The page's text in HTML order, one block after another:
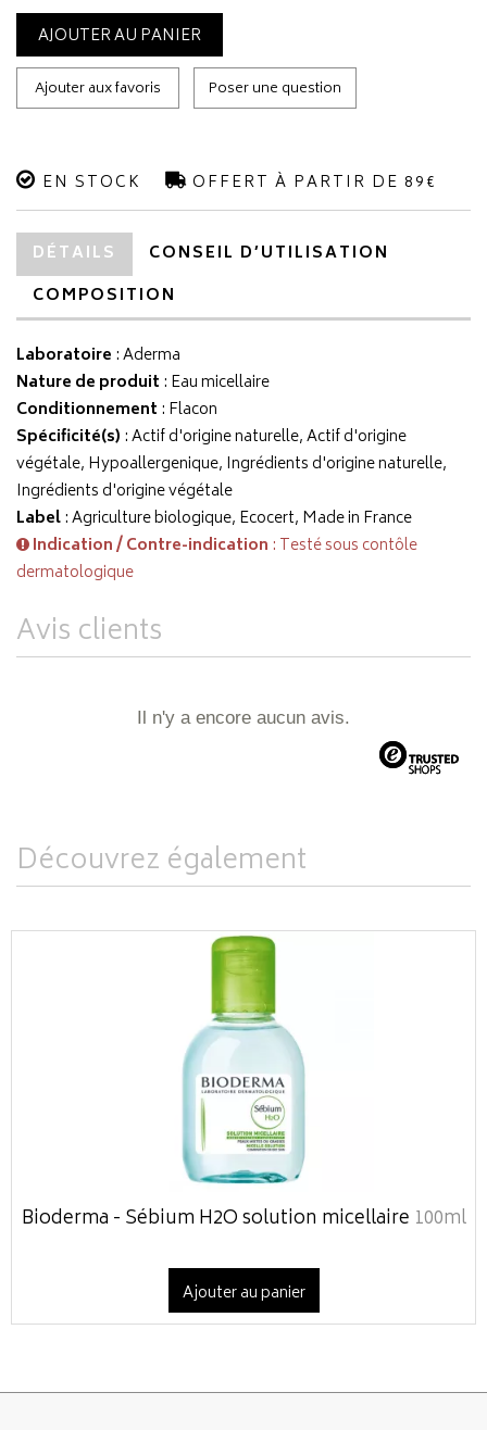
AJOUTER AU PANIER
Ajouter aux favoris Poser une question
EN STOCK OFFERT À PARTIR DE 89€
DÉTAILS
CONSEIL D’UTILISATION
COMPOSITION
Laboratoire :Aderma
Nature de produit : Eau micellaire
Conditionnement : Flacon
Spécificité(s) : Actif d'origine naturelle, Actif d'origine
végétale, Hypoallergenique, Ingrédients d'origine naturelle,
Ingrédients d'origine végétale
Label: Agriculture biologique, Ecocert, Made in France
Indication / Contre-indication : Testé sous contôle
dermatologique
Avis clients
Il n'y a encore aucun avis.
Découvrez également
Bioderma - Sébium H2O solution micellaire 100ml
Ajouter au panier